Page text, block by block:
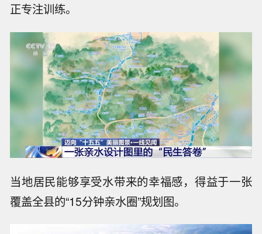
正专注训练。
当地居民能够享受水带来的幸福感，得益于一张
覆盖全县的“15分钟亲水圈”规划图。